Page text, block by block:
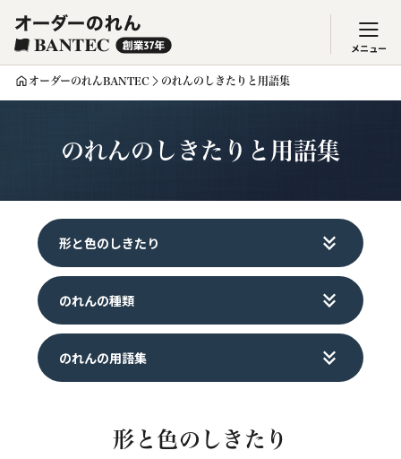
メニュー
オーダーのれんBANTEC のれんのしきたりと用語集
のれんのしきたりと用語集
形と色のしきたり
のれんの種類
のれんの用語集
形と色のしきたり